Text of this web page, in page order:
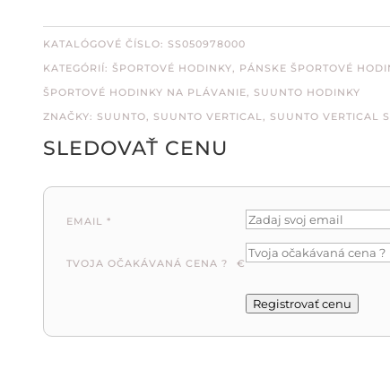
KATALÓGOVÉ ČÍSLO:SS050978000
KATEGÓRIÍ:ŠPORTOVÉ HODINKY, PÁNSKE ŠPORTOVÉ
ŠPORTOVÉ HODINKY NA PLÁVANIE,SUUNTO HODINKY
ZNAČKY:SUUNTO,SUUNTO VERTICAL,SUUNTO VERTICAL
SLEDOVAŤ CENU
EMAIL*
TVOJA OČAKÁVANÁ CENA ? €
Registrovať cenu